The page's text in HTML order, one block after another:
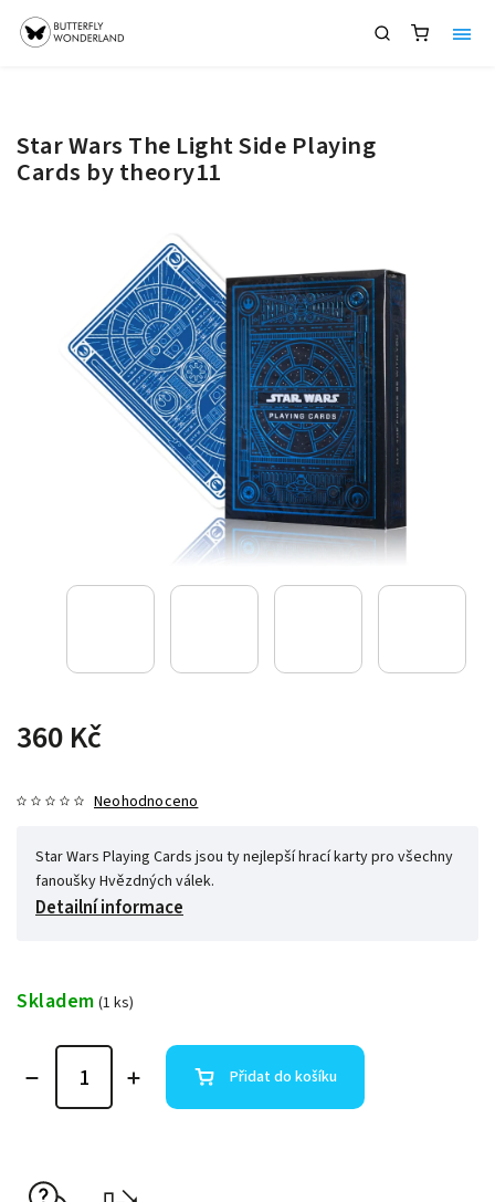
Star Wars The Light Side Playing
Cards by theory11
360 Kč
Neohodnoceno
Star Wars Playing Cards jsou ty nejlepší hrací karty pro všechny
fanoušky Hvězdných válek.
Detailní informace
Skladem (1 ks)
Přidat do košíku